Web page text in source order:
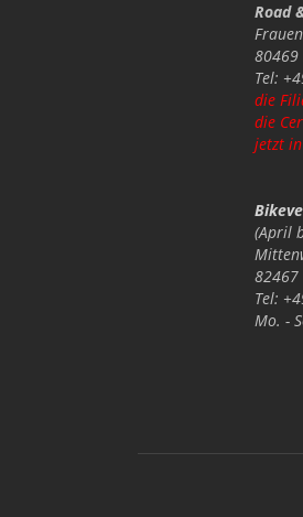
Road
80469
Tel:
die
die
jetzt in
(April
82467
Tel:
Mo. -